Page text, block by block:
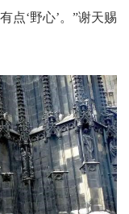
点‘野心’。”谢天赐